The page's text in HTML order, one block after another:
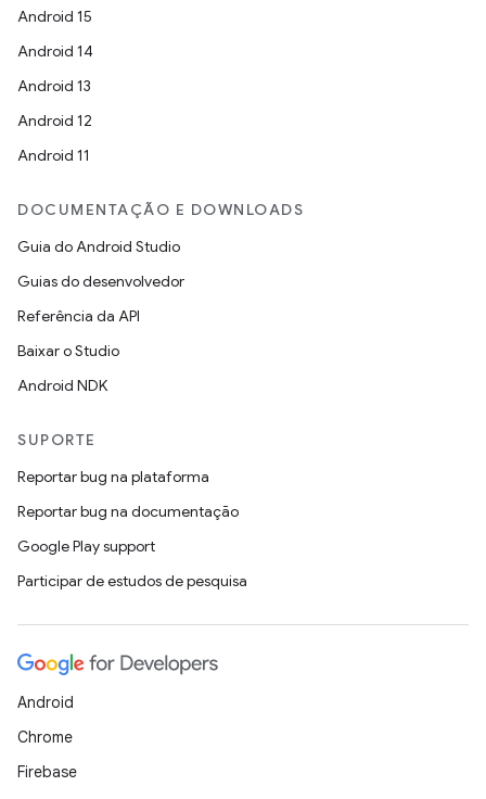
Android 15
Android 14
Android 13
Android 12
Android 11
DOCUMENTAÇÃO E DOWNLOADS
Guia do Android Studio
Guias do desenvolvedor
Referência da API
Baixar o Studio
Android NDK
SUPORTE
Reportar bug na plataforma
Reportar bug na documentação
Google Play support
Participar de estudos de pesquisa
Android
Chrome
Firebase